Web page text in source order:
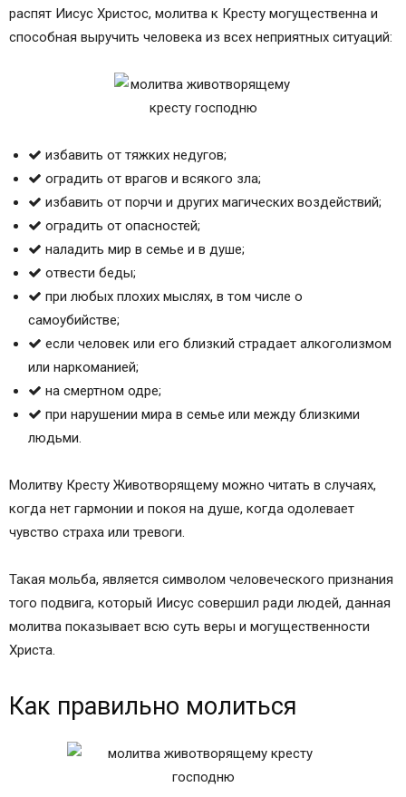
распят Иисус Христос, молитва к Кресту могущественна и
способная выручить человека из всех неприятных ситуаций:
избавить от тяжких недугов;
оградить от врагов и всякого зла;
избавить от порчи и других магических воздействий;
оградить от опасностей;
наладить мир в семье и в душе;
отвести беды;
при любых плохих мыслях, в том числе о
самоубийстве;
если человек или его близкий страдает алкоголизмом
или наркоманией;
на смертном одре;
при нарушении мира в семье или между близкими
людьми.
Молитву Кресту Животворящему можно читать в случаях,
когда нет гармонии и покоя на душе, когда одолевает
чувство страха или тревоги.
Такая мольба, является символом человеческого признания
того подвига, который Иисус совершил ради людей, данная
молитва показывает всю суть веры и могущественности
Христа.
Как правильно молиться